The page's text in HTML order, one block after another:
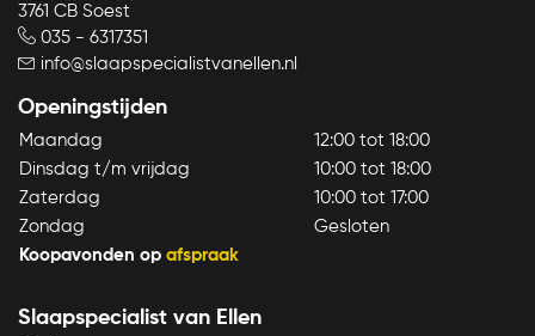
3761 CB Soest
035 - 6317351
info@slaapspecialistvanellen.nl
Openingstijden
Maandag
12:00 tot 18:00
Dinsdag t/m vrijdag
10:00 tot 18:00
Zaterdag
10:00 tot 17:00
Zondag
Gesloten
Koopavonden op afspraak
Slaapspecialist van Ellen